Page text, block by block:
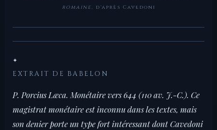
romaine, d'après Cavedoni
✦
EXTRAIT DE BABELON
P. Porcius Læca. Monétaire vers 644 (110 av. J.-C.). Ce
magistrat monétaire est inconnu dans les textes, mais
son denier porte un type fort intéressant dont Cavedoni